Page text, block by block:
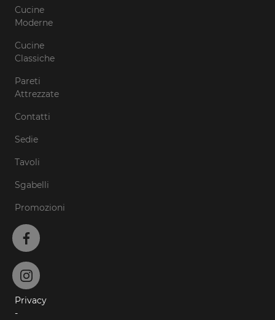
Cucine
Moderne
Cucine
Classiche
Pareti
Attrezzate
Contatti
Sedie
Tavoli
Sgabelli
Promozioni
Privacy
-